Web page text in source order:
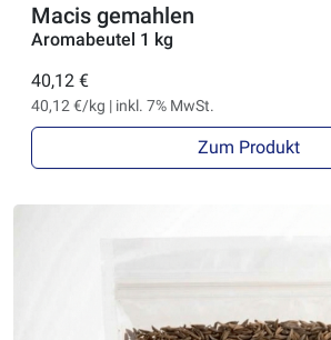
Macis gemahlen
Aromabeutel 1 kg
40,12 €
40,12 €/kg | inkl. 7% MwSt.
Zum Produkt